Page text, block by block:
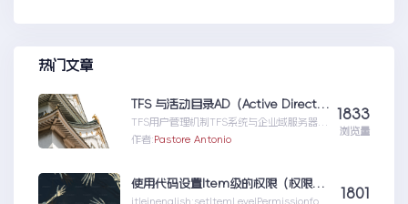
热门文章
TFS 与活动目录AD（Active Directory)的同步机制
TFS用户管理机制TFS系统与企业域服务器用
户系统（或本地计算机用户系统）高度集成
作者:Pastore Antonio
1833
浏览量
使用代码设置Item级的权限（权限总结1）
itleinenglish:setItemLevelPermissionforS
1801